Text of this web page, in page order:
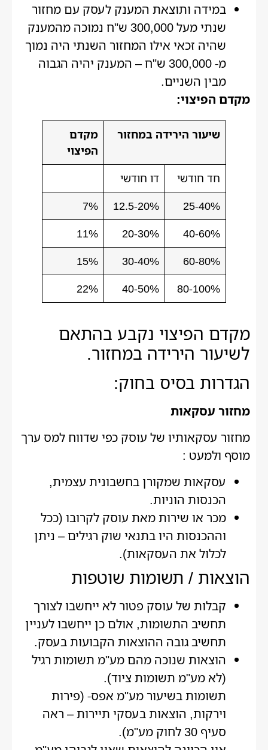
במידה ותוצאת המענק לעסק עם מחזור
שנתי מעל 300,000 ש"ח נמוכה מהמענק
שהיה זכאי אילו המחזור השנתי היה נמוך
מ- 300,000 ש"ח – המענק יהיה הגבוה
מבין השניים.
מקדם הפיצוי:
שיעור הירידה במחזור
מקדם
הפיצוי
חד חודשי
דו חודשי
25-40%
12.5-20%
7%
40-60%
20-30%
11%
60-80%
30-40%
15%
80-100%
40-50%
22%
מקדם הפיצוי נקבע בהתאם
לשיעור הירידה במחזור.
הגדרות בסיס בחוק:
מחזור עסקאות
מחזור עסקאותיו של עוסק כפי שדווח למס ערך
מוסף ולמעט :
עסקאות שמקורן בחשבונית עצמית,
הכנסות הוניות.
מכר או שירות מאת עוסק לקרובו (ככל
וההכנסות היו בתנאי שוק רגילים – ניתן
לכלול את העסקאות).
הוצאות / תשומות שוטפות
קבלות של עוסק פטור לא ייחשבו לצורך
תחשיב התשומות, אולם כן ייחשבו לעניין
תחשיב גובה ההוצאות הקבועות בעסק.
הוצאות שנוכה מהם מע"מ תשומות רגיל
(לא מע"מ תשומות ציוד).
תשומות בשיעור מע"מ אפס- (פירות
וירקות, הוצאות בעסקי תיירות – ראה
סעיף 30 לחוק מע"מ).